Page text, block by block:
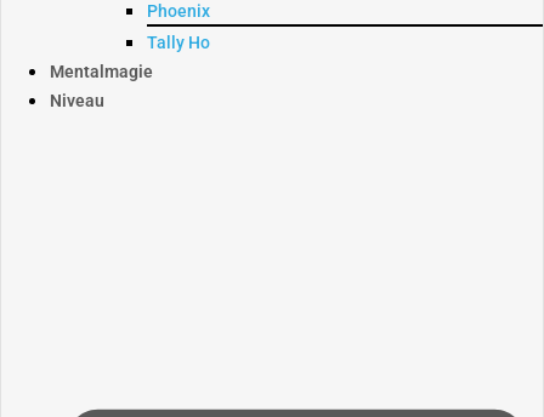
Phoenix
Tally Ho
Mentalmagie
Niveau